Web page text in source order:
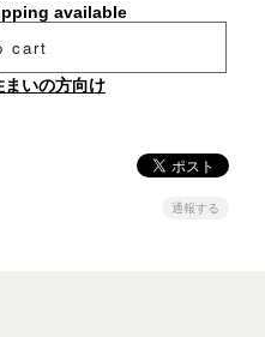
available
cart
まいの方向け
通報する